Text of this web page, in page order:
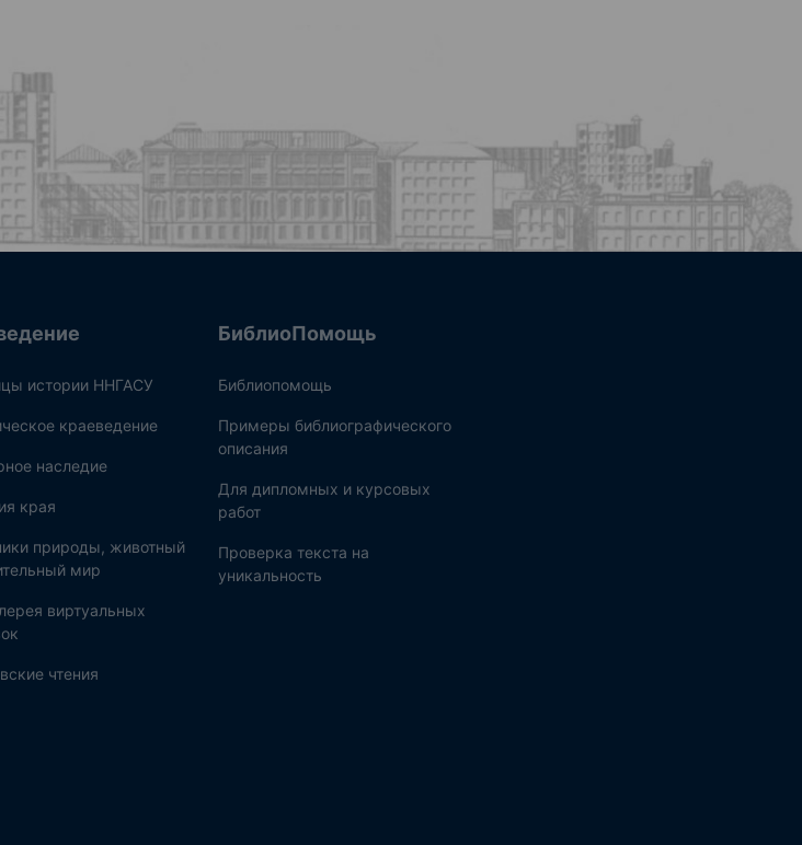
истории ННГАСУ
краеведение
наследие
края
природы, животный
мир
виртуальных
чтения
БиблиоПомощь
Библиопомощь
Примеры библиографического
описания
Для дипломных и курсовых
работ
Проверка текста на
уникальность